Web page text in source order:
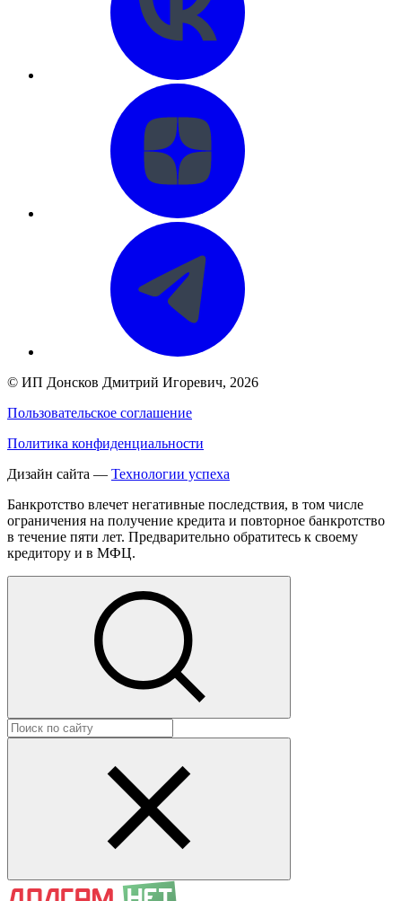
© ИП Донсков Дмитрий Игоревич, 2026
Пользовательское соглашение
Политика конфиденциальности
Дизайн сайта — Технологии успеха
Банкротство влечет негативные последствия, в том числе
ограничения на получение кредита и повторное банкротство
в течение пяти лет. Предварительно обратитесь к своему
кредитору и в МФЦ.